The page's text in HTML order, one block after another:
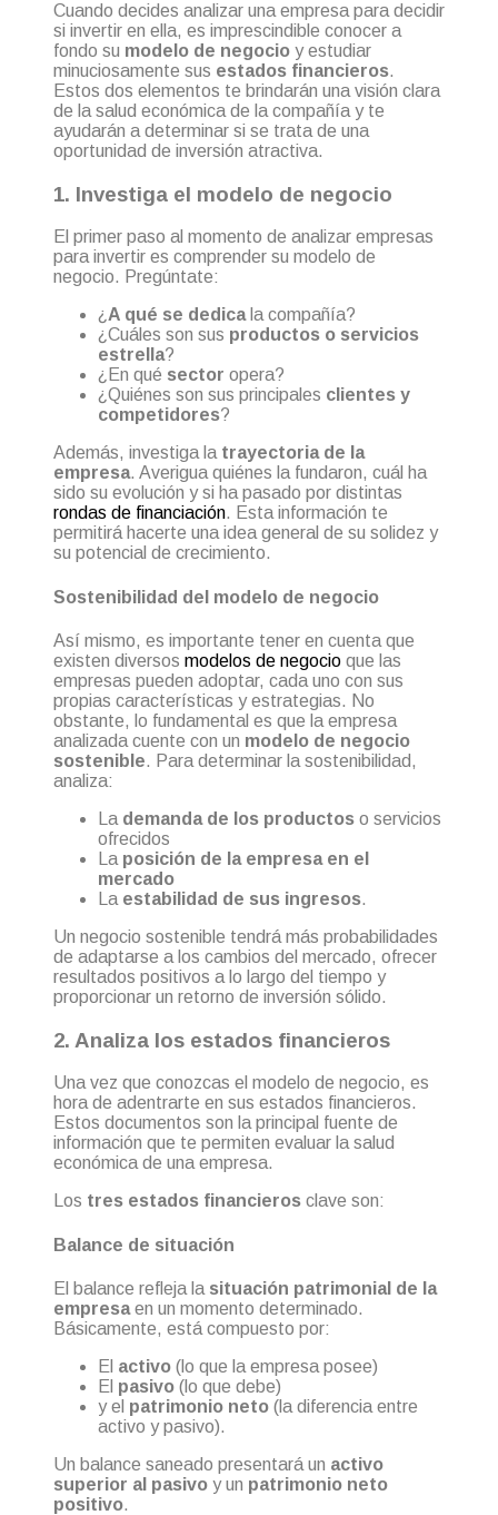
Cuando decides analizar una empresa para decidir
si invertir en ella, es imprescindible conocer a
fondo su modelo de negocio y estudiar
minuciosamente sus estados financieros.
Estos dos elementos te brindarán una visión clara
de la salud económica de la compañía y te
ayudarán a determinar si se trata de una
oportunidad de inversión atractiva.
1. Investiga el modelo de negocio
El primer paso al momento de analizar empresas
para invertir es comprender su modelo de
negocio. Pregúntate:
¿A qué se dedicala compañía?
¿Cuáles son sus productos o servicios
estrella?
¿En qué sector opera?
¿Quiénes son sus principales clientes y
competidores?
Además, investiga la trayectoria de la
empresa. Averigua quiénes la fundaron, cuál ha
sido su evolución y si ha pasado por distintas
rondas de financiación. Esta información te
permitirá hacerte una idea general de su solidez y
su potencial de crecimiento.
Sostenibilidad del modelo de negocio
Así mismo, es importante tener en cuenta que
existen diversos modelos de negocio que las
empresas pueden adoptar, cada uno con sus
propias características y estrategias. No
obstante, lo fundamental es que la empresa
analizada cuente con un modelo de negocio
sostenible. Para determinar la sostenibilidad,
analiza:
La demanda de los productos o servicios
ofrecidos
La posición de la empresa en el
mercado
La estabilidad de sus ingresos.
Un negocio sostenible tendrá más probabilidades
de adaptarse a los cambios del mercado, ofrecer
resultados positivos a lo largo del tiempo y
proporcionar un retorno de inversión sólido.
2. Analiza los estados financieros
Una vez que conozcas el modelo de negocio, es
hora de adentrarte en sus estados financieros.
Estos documentos son la principal fuente de
información que te permiten evaluar la salud
económica de una empresa.
Los tres estados financieros clave son:
Balance de situación
El balance refleja la situación patrimonial de la
empresaen un momento determinado.
Básicamente, está compuesto por:
El activo (lo que la empresa posee)
El pasivo (lo que debe)
y el patrimonio neto (la diferencia entre
activo y pasivo).
Un balance saneado presentará un activo
superior al pasivo y un patrimonio neto
positivo.